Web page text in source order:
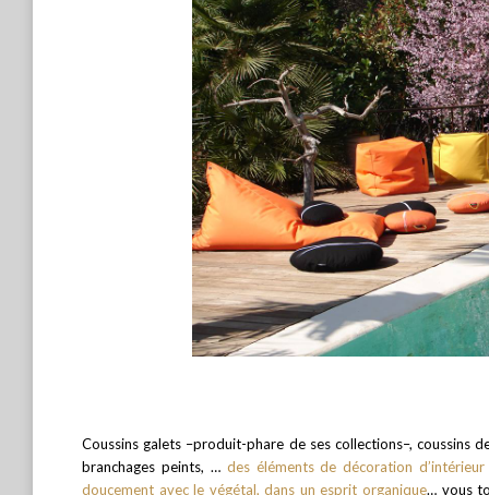
Coussins galets –produit-phare de ses collections–, coussins
branchages peints, … des éléments de décoration
doucement avec le végétal, dans un esprit organique… vous